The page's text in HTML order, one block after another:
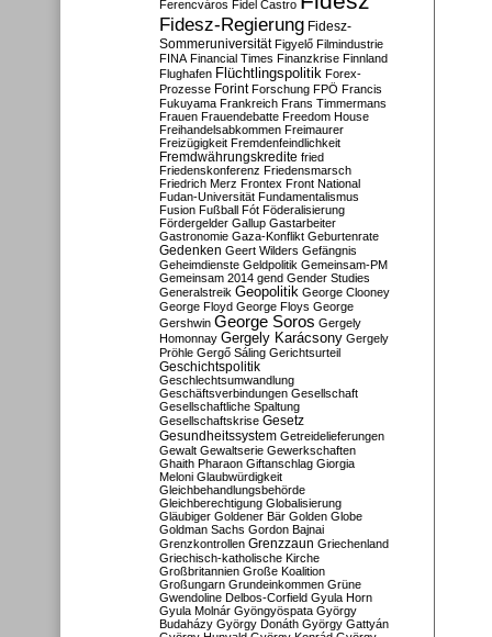
Ferencváros Fidel Castro
Fidesz-Regierung Fidesz-
Sommeruniversität Figyelő Filmindustrie
FINA Financial Times Finanzkrise Finnland
Flughafen Flüchtlingspolitik Forex-
Prozesse Forint Forschung FPÖ Francis
Fukuyama Frankreich Frans Timmermans
Frauen Frauendebatte Freedom House
Freihandelsabkommen Freimaurer
Freizügigkeit Fremdenfeindlichkeit
Fremdwährungskredite fried
Friedenskonferenz Friedensmarsch
Friedrich Merz Frontex Front National
Fudan-Universität Fundamentalismus
Fusion Fußball Fót Föderalisierung
Fördergelder Gallup Gastarbeiter
Gastronomie Gaza-Konflikt Geburtenrate
Gedenken Geert Wilders Gefängnis
Geheimdienste Geldpolitik Gemeinsam-PM
Gemeinsam 2014 gend Gender Studies
Generalstreik Geopolitik George Clooney
George Floyd George Floys George
Gershwin George Soros Gergely
Homonnay Gergely Karácsony Gergely
Pröhle Gergő Sáling Gerichtsurteil
Geschichtspolitik
Geschlechtsumwandlung
Geschäftsverbindungen Gesellschaft
Gesellschaftliche Spaltung
Gesellschaftskrise Gesetz
Gesundheitssystem Getreidelieferungen
Gewalt Gewaltserie Gewerkschaften
Ghaith Pharaon Giftanschlag Giorgia
Meloni Glaubwürdigkeit
Gleichbehandlungsbehörde
Gleichberechtigung Globalisierung
Gläubiger Goldener Bär Golden Globe
Goldman Sachs Gordon Bajnai
Grenzkontrollen Grenzzaun Griechenland
Griechisch-katholische Kirche
Großbritannien Große Koalition
Großungarn Grundeinkommen Grüne
Gwendoline Delbos-Corfield Gyula Horn
Gyula Molnár Gyöngyöspata György
Budaházy György Donáth György Gattyán